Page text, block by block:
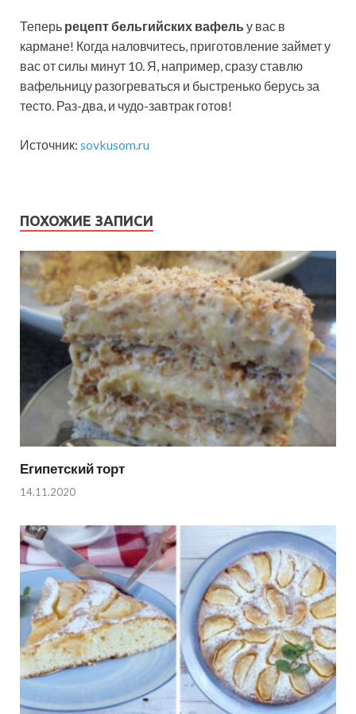
Теперь рецепт бельгийских вафель у вас в
кармане! Когда наловчитесь, приготовление займет у
вас от силы минут 10. Я, например, сразу ставлю
вафельницу разогреваться и быстренько берусь за
тесто. Раз-два, и чудо-завтрак готов!
Источник: sovkusom.ru
ПОХОЖИЕ ЗАПИСИ
Египетский торт
14.11.2020